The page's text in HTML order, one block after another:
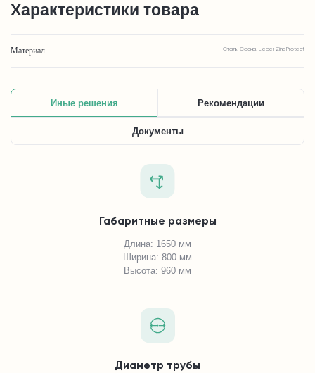
Характеристики товара
Материал Сталь, Сосна, Leber Zinc Protect
Иные решения Рекомендации
Документы
Габаритные размеры
Длина: 1650 мм
Ширина: 800 мм
Высота: 960 мм
Диаметр трубы